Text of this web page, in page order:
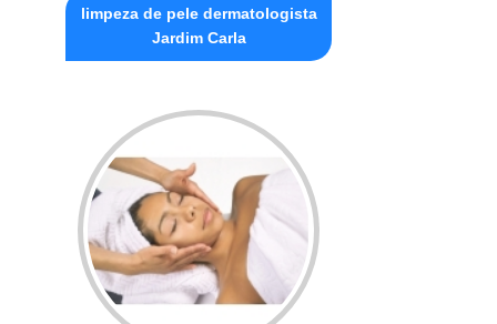
limpeza de pele dermatologista
Jardim Carla